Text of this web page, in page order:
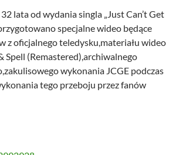
lata od wydania singla „Just Can’t Get
specjalne wideo będące
z oficjalnego teledysku,materiału wideo
Spell (Remastered),archiwalnego
wykonania JCGE podczas
tego przeboju przez fanów